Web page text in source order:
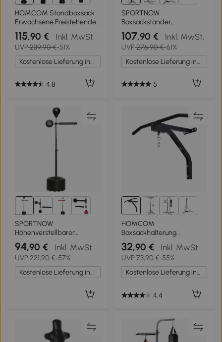
1+
HOMCOM Standboxsack
Erwachsene Freistehender
Boxtrainingsgerät
Boxpartner Boxassistent
Training mit Saugfuß
Schwarz+Rot 60x60x180
cm
115,90 € Inkl. MwSt.
UVP239,90 €-51%
Kostenlose Lieferung innerhalb Deutschlands
4,8
SPORTNOW
Boxsackständer,
höhenverstellbar, mit
Speedball, Metallrahmen,
160L x 145B x 175-220H cm,
Schwarz
107,90 € Inkl. MwSt.
UVP276,90 €-61%
Kostenlose Lieferung innerhalb Deutschlands
5
SPORTNOW
Höhenverstellbarer
Punchingball, 360° drehbar,
inkl. Boxbandagen,
Schwarz, 80,5 x 48 x 163-
205 cm
94,90 € Inkl. MwSt.
UVP221,90 €-57%
Kostenlose Lieferung innerhalb Deutschlands
HOMCOM
Boxsackhalterung
Wandhalterung Boxsack
Sandsack Halterung
Tragkraft Stahl Schwarz 93
x 47 x 51 cm
32,90 € Inkl. MwSt.
UVP73,90 €-55%
Kostenlose Lieferung innerhalb Deutschlands
4,4